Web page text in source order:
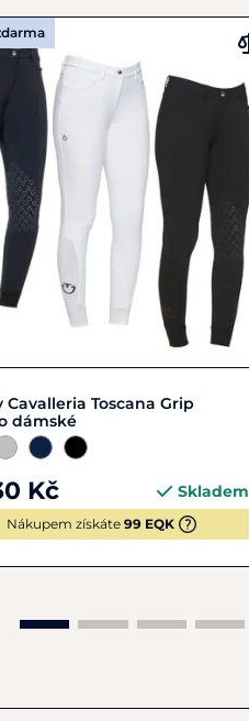
M/38 S/36 XL/42
Cavalleria Toscana Grip
dámské
Kč Skladem
Nákupem získáte 99 EQK